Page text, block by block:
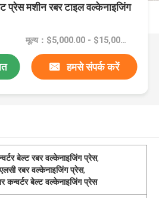
प्रेस मशीन रबर टाइल वल्केनाइजिंग
मूल्य：$5,000.00 - $15,000.00/sets
हमसे संपर्क करें
बेल्ट रबर वल्केनाइजिंग प्रेस,
रबर वल्केनाइजिंग प्रेस,
कन्वर्टर बेल्ट वल्केनाइजिंग प्रेस